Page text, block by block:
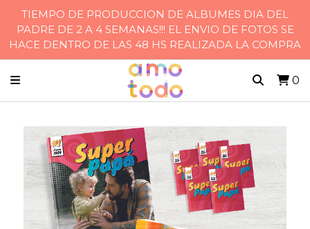
TIEMPO DE PRODUCCION DE ALBUMES DIA DEL
PADRE DE 2 A 4 SEMANAS!!! EL ENVIO DE FOTOS SE
HACE DENTRO DE LAS 48 HS REALIZADA LA COMPRA
0